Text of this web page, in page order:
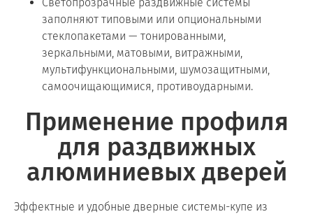
заполняют типовыми или опциональными
стеклопакетами — тонированными,
зеркальными, матовыми, витражными,
мультифункциональными, шумозащитными,
самоочищающимися, противоударными.
Применение профиля
для раздвижных
алюминиевых дверей
Эффектные и удобные дверные системы-купе из